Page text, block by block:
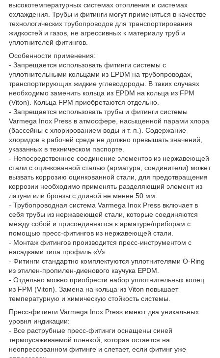
высокотемпературных системах отопления и системах
охлаждения. Трубы и фитинги могут применяться в качестве
технологических трубопроводов для транспортирования
жидкостей и газов, не агрессивных к материалу труб и
уплотнителей фитингов.
Особенности применения:
- Запрещается использовать фитинги системы с
уплотнительными кольцами из EPDM на трубопроводах,
транспортирующих жидкие углеводороды. В таких случаях
необходимо заменить кольца из EPDM на кольца из FPM
(Viton). Кольца FPM приобретаются отдельно.
- Запрещается использовать трубы и фитинги системы
Varmega Inox Press в атмосфере, насыщенной парами хлора
(бассейны с хлорированием воды и т. п.). Содержание
хлоридов в рабочей среде не должно превышать значений,
указанных в техническом паспорте.
- Непосредственное соединение элементов из нержавеющей
стали с оцинкованной сталью (арматура, соединители) может
вызвать коррозию оцинкованной стали, для предотвращения
коррозии необходимо применять разделяющий элемент из
латуни или бронзы с длиной не менее 50 мм.
- Трубопроводная система Varmega Inox Press включает в
себя трубы из нержавеющей стали, которые соединяются
между собой и присоединяются к арматуре/приборам с
помощью пресс-фитингов из нержавеющей стали.
- Монтаж фитингов производится пресс-инструментом с
насадками типа профиль «V».
- Фитинги стандартно комплектуются уплотнителями O-Ring
из этилен-пропилен-диенового каучука EPDM.
- Отдельно можно приобрести набор уплотнительных колец
из FPM (Viton). Замена на кольца из Viton повышает
температурную и химическую стойкость системы.
Пресс-фитинги Varmega Inox Press имеют два уникальных
уровня индикации:
- Все раструбные пресс-фитинги оснащены синей
термоусаживаемой пленкой, которая остается на
неопрессованном фитинге и слетает, если фитинг уже